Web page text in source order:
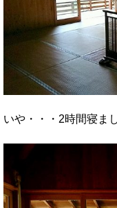
いや・・・2時間寝ま